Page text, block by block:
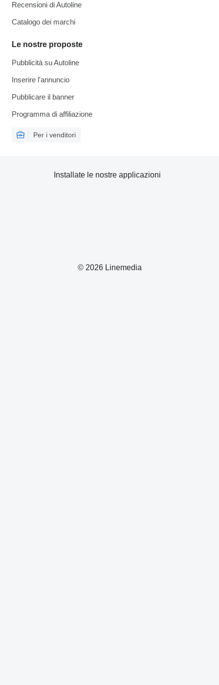
Recensioni di Autoline
Catalogo dei marchi
Le nostre proposte
Pubblicità su Autoline
Inserire l'annuncio
Pubblicare il banner
Programma di affiliazione
Per i venditori
© 2026 Linemedia
Installate le nostre applicazioni